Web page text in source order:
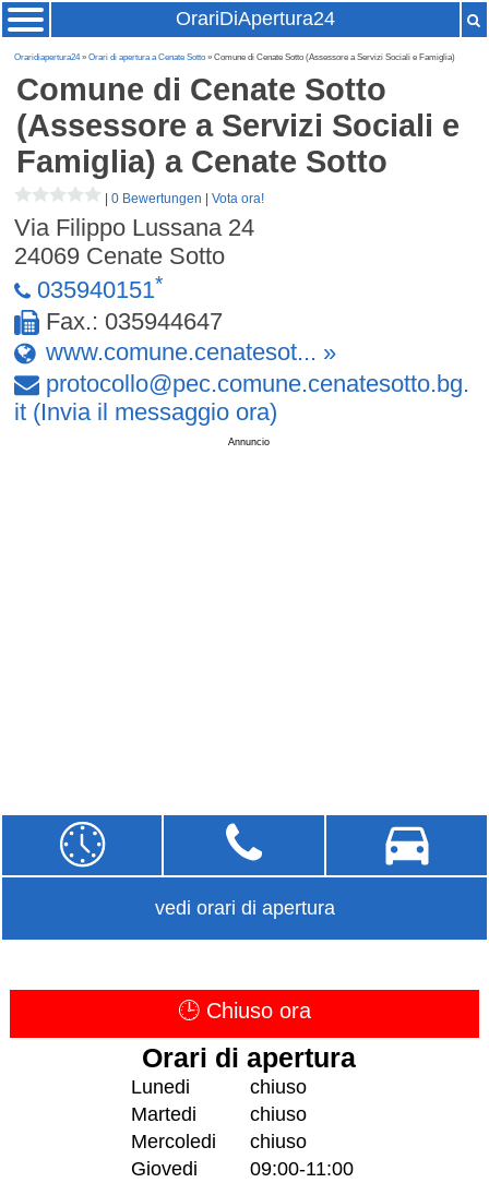
OrariDiApertura24
Oraridiapertura24»Orari di apertura a Cenate Sotto » Comune di Cenate Sotto (Assessore a Servizi Sociali e Famiglia)
Comune di Cenate Sotto
(Assessore a Servizi Sociali e
Famiglia) a Cenate Sotto
|0 Bewertungen |Vota ora!
Via Filippo Lussana 24
24069 Cenate Sotto
035940151*
Fax.: 035944647
www.comune.cenatesot... »
protocollo@pec.comune.cenatesotto.bg.
it (Invia il messaggio ora)
Annuncio
vedi orari di apertura
🕒 Chiuso ora
Orari di apertura
Lunedi
chiuso
Martedi
chiuso
Mercoledi
chiuso
Giovedi
09:00-11:00